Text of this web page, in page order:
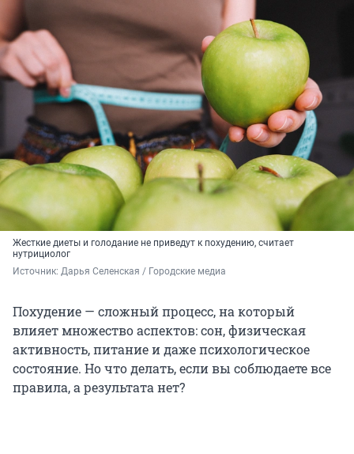
Жесткие диеты и голодание не приведут к похудению, считает
нутрициолог
Источник: Дарья Селенская / Городские медиа
Похудение — сложный процесс, на который
влияет множество аспектов: сон, физическая
активность, питание и даже психологическое
состояние. Но что делать, если вы соблюдаете все
правила, а результата нет?